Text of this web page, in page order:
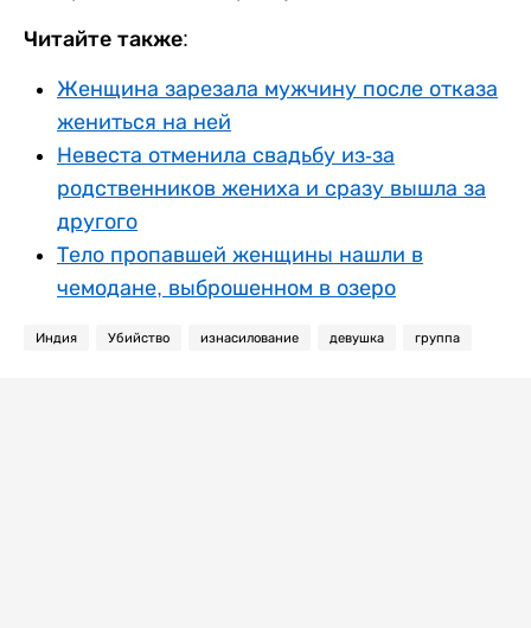
Читайте также:
Женщина зарезала мужчину после отказа
жениться на ней
Невеста отменила свадьбу из-за
родственников жениха и сразу вышла за
другого
Тело пропавшей женщины нашли в
чемодане, выброшенном в озеро
Индия Убийство изнасилование девушка группа